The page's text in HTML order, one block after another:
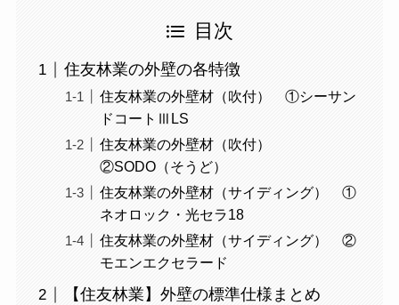
目次
住友林業の外壁の各特徴
住友林業の外壁材（吹付） ①シーサン
ドコートⅢLS
住友林業の外壁材（吹付）
②SODO（そうど）
住友林業の外壁材（サイディング） ①
ネオロック・光セラ18
住友林業の外壁材（サイディング） ②
モエンエクセラード
【住友林業】外壁の標準仕様まとめ